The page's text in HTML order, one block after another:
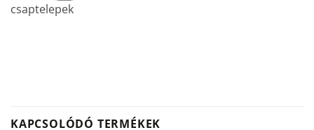
csaptelepek
KAPCSOLÓDÓ TERMÉKEK